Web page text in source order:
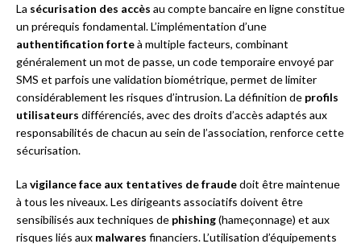
La sécurisation des accès au compte bancaire en ligne constitue
un prérequis fondamental. L’implémentation d’une
authentification forteà multiple facteurs, combinant
généralement un mot de passe, un code temporaire envoyé par
SMS et parfois une validation biométrique, permet de limiter
considérablement les risques d’intrusion. La définition de profils
utilisateurs différenciés, avec des droits d’accès adaptés aux
responsabilités de chacun au sein de l’association, renforce cette
sécurisation.
La vigilance face aux tentatives de fraudedoit être maintenue
à tous les niveaux. Les dirigeants associatifs doivent être
sensibilisés aux techniques de phishing(hameçonnage) et aux
risques liés aux malwares financiers. L’utilisation d’équipements